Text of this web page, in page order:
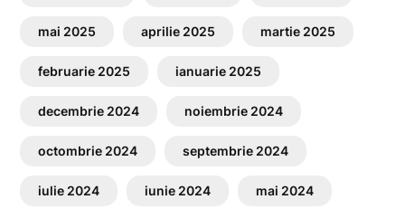
mai 2025 aprilie 2025 martie 2025
februarie 2025 ianuarie 2025
decembrie 2024 noiembrie 2024
octombrie 2024 septembrie 2024
iulie 2024 iunie 2024 mai 2024